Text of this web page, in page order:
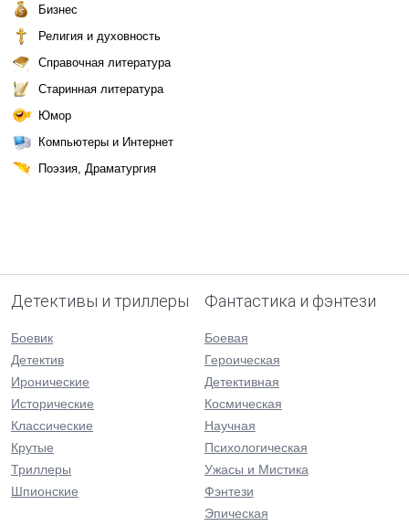
Бизнес
Религия и духовность
Справочная литература
Старинная литература
Юмор
Компьютеры и Интернет
Поэзия, Драматургия
Детективы и триллеры
Боевик
Детектив
Иронические
Исторические
Классические
Крутые
Триллеры
Шпионские
Фантастика и фэнтези
Боевая
Героическая
Детективная
Космическая
Научная
Психологическая
Ужасы и Мистика
Фэнтези
Эпическая